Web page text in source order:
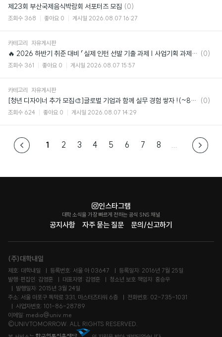
제23회 부산국제음식박람회 서포터즈 모집 댓
글
(0)
조회수 368 좋아요 0 게시일 2026.08.07 16:27
카테고리 자유게시판
🔥 2026 하반기 취준 대비 「실제 인턴 선발 기출 과제 | 사업기획 과제 모의고사 댓
(0)
조회수 361 좋아요 0 게시일 2026.08.07 15:57
카테고리 자유게시판
[청년 디자이너 추가 모집🎨]글로벌 기업과 함께 실무 경험 쌓자 !(~8/14 마감)
댓
(0)
조회수 624 좋아요 0 게시일 2026.08.07 14:29
1 2 3 4 5 6 7 8 ...
공지사항 자주 묻는 질문 문의/신고하기
인스타그램
대학 소식을 가장 빠르게 전하는 공식 SNS 채널
(주)대학내일
제호: 대학내일 등록번호: 서울 아 03647
등록일자: 2016년 7월 25일
발행·편집인: 김영훈
대표자명: 김영훈
청소년 보호 책임자: 홍승우
발행일자: 2015년 3월 24일
주소: 서울 마포구 독막로 331, 마스터즈타워 6층
전화번호: 02-735-1031
사업자번호: 101-86-28789
이메일: media@univ.me
©UNIVTOMORROW. ALL RIGHTS RESERVED.